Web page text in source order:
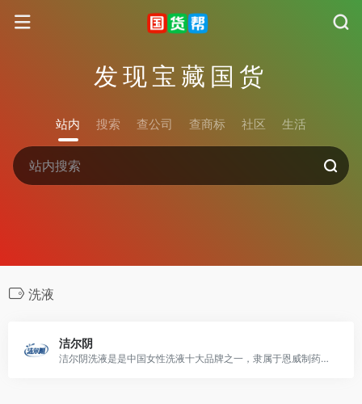
发现宝藏国货
站内 搜索 查公司 查商标 社区 生活
洗液
洁尔阴
洁尔阴洗液是是中国女性洗液十大品牌之一，隶属于恩威制药旗下，专为亚洲女性提供私处护理综合解决方案，创造更高质量的生活品质。